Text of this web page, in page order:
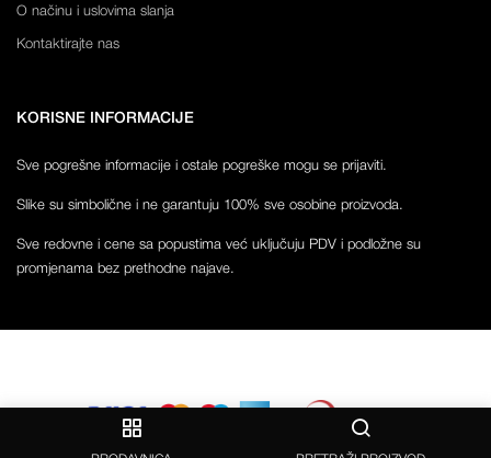
O načinu i uslovima slanja
Kontaktirajte nas
KORISNE INFORMACIJE
Sve pogrešne informacije i ostale pogreške mogu se prijaviti.
Slike su simbolične i ne garantuju 100% sve osobine proizvoda.
Sve redovne i cene sa popustima već uključuju PDV i podložne su
promjenama bez prethodne najave.